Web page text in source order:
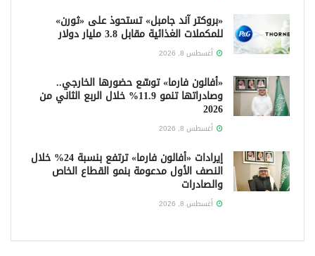
«بروكتر آند جامبل» تستحوذ على «ثورن»
للمكملات الغذائية مقابل 3.8 مليار دولار
أغسطس 8, 2026
«أفالون فارما» توسّع حضورها الخارجي..
وصادراتها تنمو 11.9% خلال الربع الثاني من
2026
أغسطس 8, 2026
إيرادات «أفالون فارما» ترتفع بنسبة 24% خلال
النصف الأول مدعومة بنمو القطاع الخاص
والصادرات
أغسطس 8, 2026